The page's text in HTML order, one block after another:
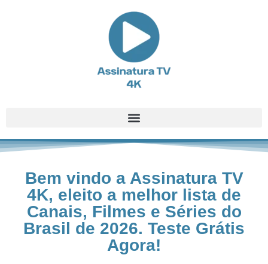
Bem vindo a Assinatura TV
4K, eleito a melhor lista de
Canais, Filmes e Séries do
Brasil de 2026. Teste Grátis
Agora!